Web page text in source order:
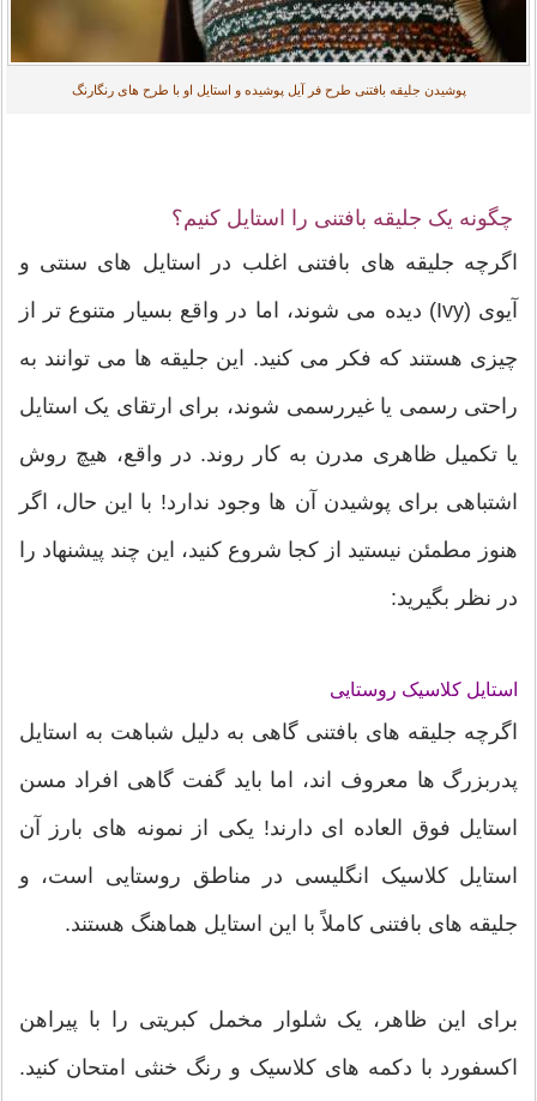
پوشیدن جلیقه بافتنی طرح فر آیل پوشیده و استایل او با طرح های رنگارنگ
چگونه یک جلیقه بافتنی را استایل کنیم؟
اگرچه جلیقه های بافتنی اغلب در استایل های سنتی و
آیوی (Ivy) دیده می شوند، اما در واقع بسیار متنوع تر از
چیزی هستند که فکر می کنید. این جلیقه ها می توانند به
راحتی رسمی یا غیررسمی شوند، برای ارتقای یک استایل
یا تکمیل ظاهری مدرن به کار روند. در واقع، هیچ روش
اشتباهی برای پوشیدن آن ها وجود ندارد! با این حال، اگر
هنوز مطمئن نیستید از کجا شروع کنید، این چند پیشنهاد را
در نظر بگیرید:
استایل کلاسیک روستایی
اگرچه جلیقه های بافتنی گاهی به دلیل شباهت به استایل
پدربزرگ ها معروف اند، اما باید گفت گاهی افراد مسن
استایل فوق العاده ای دارند! یکی از نمونه های بارز آن
استایل کلاسیک انگلیسی در مناطق روستایی است، و
جلیقه های بافتنی کاملاً با این استایل هماهنگ هستند.
برای این ظاهر، یک شلوار مخمل کبریتی را با پیراهن
اکسفورد با دکمه های کلاسیک و رنگ خنثی امتحان کنید.